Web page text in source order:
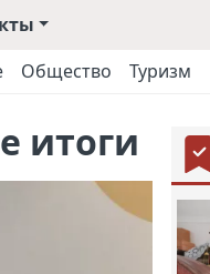
Общество Туризм
итоги